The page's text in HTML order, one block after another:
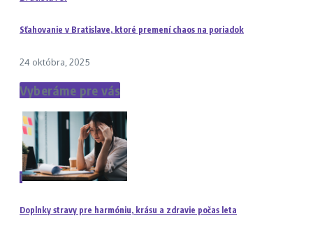
Sťahovanie v Bratislave, ktoré premení chaos na poriadok
24 októbra, 2025
Vyberáme pre vás
1
Doplnky stravy pre harmóniu, krásu a zdravie počas leta